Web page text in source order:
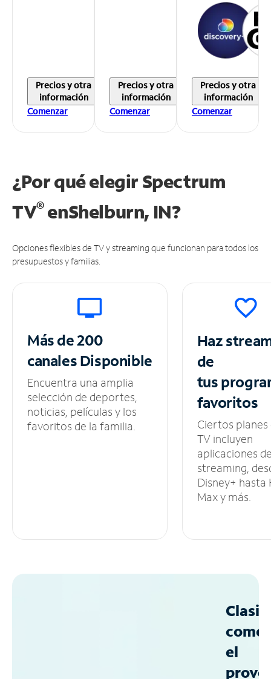
Precios y otra
información
Comenzar
Precios y otra
información
Comenzar
Precios y otra
información
Comenzar
¿Por qué elegir Spectrum
TV®enShelburn, IN?
Opciones flexibles de TV y streaming que funcionan para todos los
presupuestos y familias.
Más de 200
canalesDisponible
Encuentra una amplia
selección de deportes,
noticias, películas y los
favoritos de la familia.
Haz
de
tus
favoritos
Ciertos planes
TV incluyen
aplicaciones
streaming,
Disney+ hasta
Max y más.
como
el